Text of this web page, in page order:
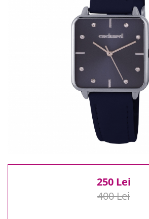
300 Lei - 500 Lei
250 Lei
400 Lei